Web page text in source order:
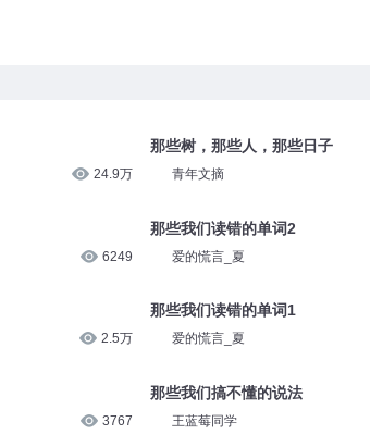
24.9万
6249
2.5万
3767
那些树，那些人，那些日子
青年文摘
那些我们读错的单词2
爱的慌言_夏
那些我们读错的单词1
爱的慌言_夏
那些我们搞不懂的说法
王蓝莓同学